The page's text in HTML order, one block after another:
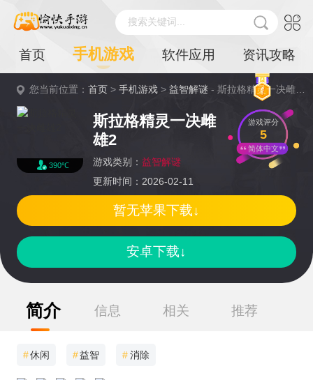
搜索关键词...
首页 手机游戏 软件应用 资讯攻略
您当前位置：首页 >手机游戏 >益智解谜 - 斯拉格精灵一决雌雄2详情
390℃
斯拉格精灵一决雌
雄2
游戏类别： 益智解谜
更新时间：2026-02-11
游戏评分
5
简体中文
安卓下载↓
暂无苹果下载↓
简介 信息 相关 推荐
#休闲 #益智 #消除